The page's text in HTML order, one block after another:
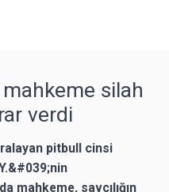
silah
verdi
pitbull cinsi
mahkeme, savcılığın